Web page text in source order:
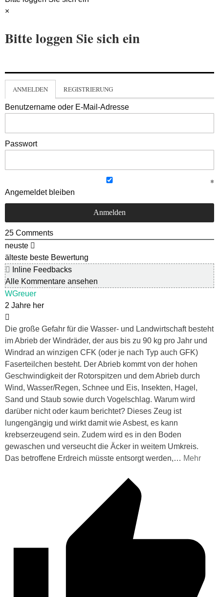
×
Bitte loggen Sie sich ein
ANMELDEN REGISTRIERUNG
Benutzername oder E-Mail-Adresse
Passwort
Angemeldet bleiben
25 Comments
neuste
älteste beste Bewertung
Inline Feedbacks
Alle Kommentare ansehen
WGreuer
2 Jahre her
Die große Gefahr für die Wasser- und Landwirtschaft besteht
im Abrieb der Windräder, der aus bis zu 90 kg pro Jahr und
Windrad an winzigen CFK (oder je nach Typ auch GFK)
Faserteilchen besteht. Der Abrieb kommt von der hohen
Geschwindigkeit der Rotorspitzen und dem Abrieb durch
Wind, Wasser/Regen, Schnee und Eis, Insekten, Hagel,
Sand und Staub sowie durch Vogelschlag. Warum wird
darüber nicht oder kaum berichtet? Dieses Zeug ist
lungengängig und wirkt damit wie Asbest, es kann
krebserzeugend sein. Zudem wird es in den Boden
gewaschen und verseucht die Äcker in weitem Umkreis.
Das betroffene Erdreich müsste entsorgt werden,… Mehr